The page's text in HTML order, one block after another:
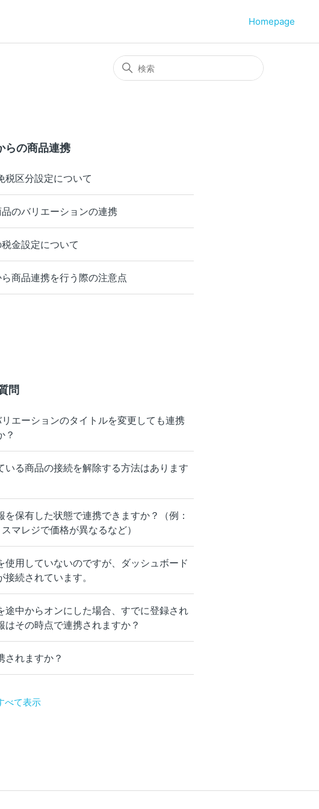
Homepage
らの商品連携
税区分設定について
のバリエーションの連携
金設定について
商品連携を行う際の注意点
問
エーションのタイトルを変更しても連携
？
いる商品の接続を解除する方法はあります
を保有した状態で連携できますか？（例：
マレジで価格が異なるなど）
使用していないのですが、ダッシュボード
接続されています。
途中からオンにした場合、すでに登録され
はその時点で連携されますか？
されますか？
べて表示